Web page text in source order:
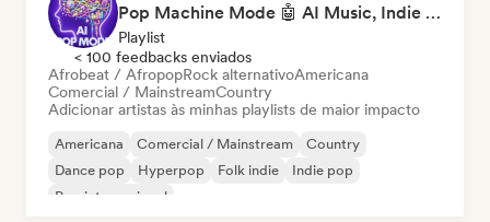
Pop Machine Mode 🤖 AI Music, Indie Pop & Dream Pop
Playlist
< 100 feedbacks enviados
Afrobeat / AfropopRock alternativoAmericana
Comercial / MainstreamCountry
Adicionar artistas às minhas playlists de maior impacto
Americana Comercial / Mainstream
Country
Dance pop
Hyperpop Folk indie
Indie pop
Pop internacional